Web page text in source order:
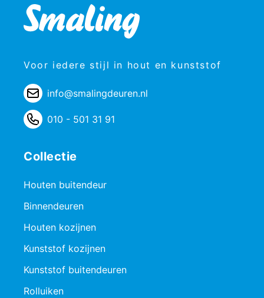
Voor iedere stijl in hout en kunststof
info@smalingdeuren.nl
010 - 501 31 91
Collectie
Houten buitendeur
Binnendeuren
Houten kozijnen
Kunststof kozijnen
Kunststof buitendeuren
Rolluiken